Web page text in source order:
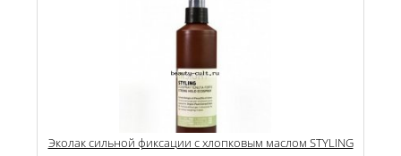
Эколак сильной фиксации с хлопковым маслом STYLING